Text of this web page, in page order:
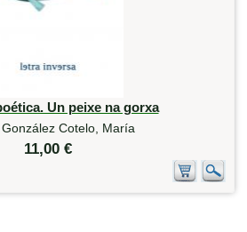
Un peixe na gorxa
González Cotelo, María
11,00 €